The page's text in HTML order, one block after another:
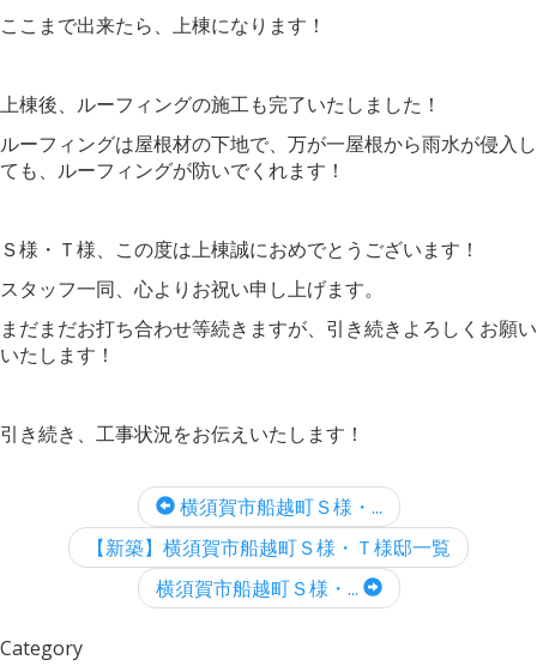
ここまで出来たら、上棟になります！
上棟後、ルーフィングの施工も完了いたしました！
ルーフィングは屋根材の下地で、万が一屋根から雨水が侵入し
ても、ルーフィングが防いでくれます！
Ｓ様・Ｔ様、この度は上棟誠におめでとうございます！
スタッフ一同、心よりお祝い申し上げます。
まだまだお打ち合わせ等続きますが、引き続きよろしくお願い
いたします！
引き続き、工事状況をお伝えいたします！
横須賀市船越町Ｓ様・...
【新築】横須賀市船越町Ｓ様・Ｔ様邸一覧
横須賀市船越町Ｓ様・...
Category